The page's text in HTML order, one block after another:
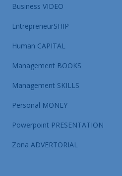
Business VIDEO
EntrepreneurSHIP
Human CAPITAL
Management BOOKS
Management SKILLS
Personal MONEY
Powerpoint PRESENTATION
Zona ADVERTORIAL